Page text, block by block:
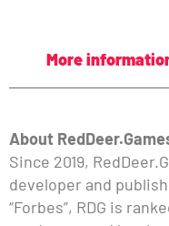
More
About
Since 2019,
developer and
“Forbes”, RDG is